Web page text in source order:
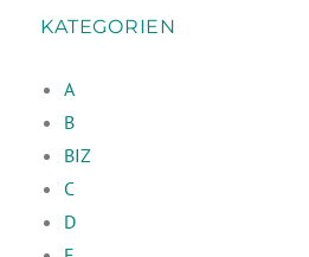
KATEGORIEN
A
B
BIZ
C
D